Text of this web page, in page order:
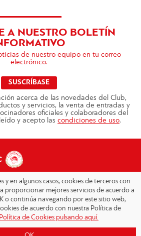
A NUESTRO BOLETÍN
de nuestro equipo en tu correo
electrónico.
SUSCRÍBASE
acerca de las novedades del Club,
y servicios, la venta de entradas y
oficiales y colaboradores del
y acepto las condiciones de uso.
de privacidad|
y en algunos casos, cookies de terceros con
proporcionar mejores servicios de acuerdo a
o continúa navegando por este sitio web,
de acuerdo con nuestra Política de
de Cookies pulsando aquí.